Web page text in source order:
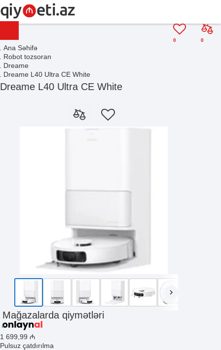
0
0
Ana Səhifə
Robot tozsoran
Dreame
Dreame L40 Ultra CE White
Dreame L40 Ultra CE White
Mağazalarda qiymətləri
1 699 ,99 ₼
Pulsuz çatdırılma